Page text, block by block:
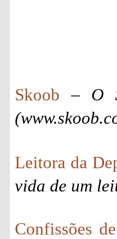
Skoob – O
Leitora da
vida de um
Confissões